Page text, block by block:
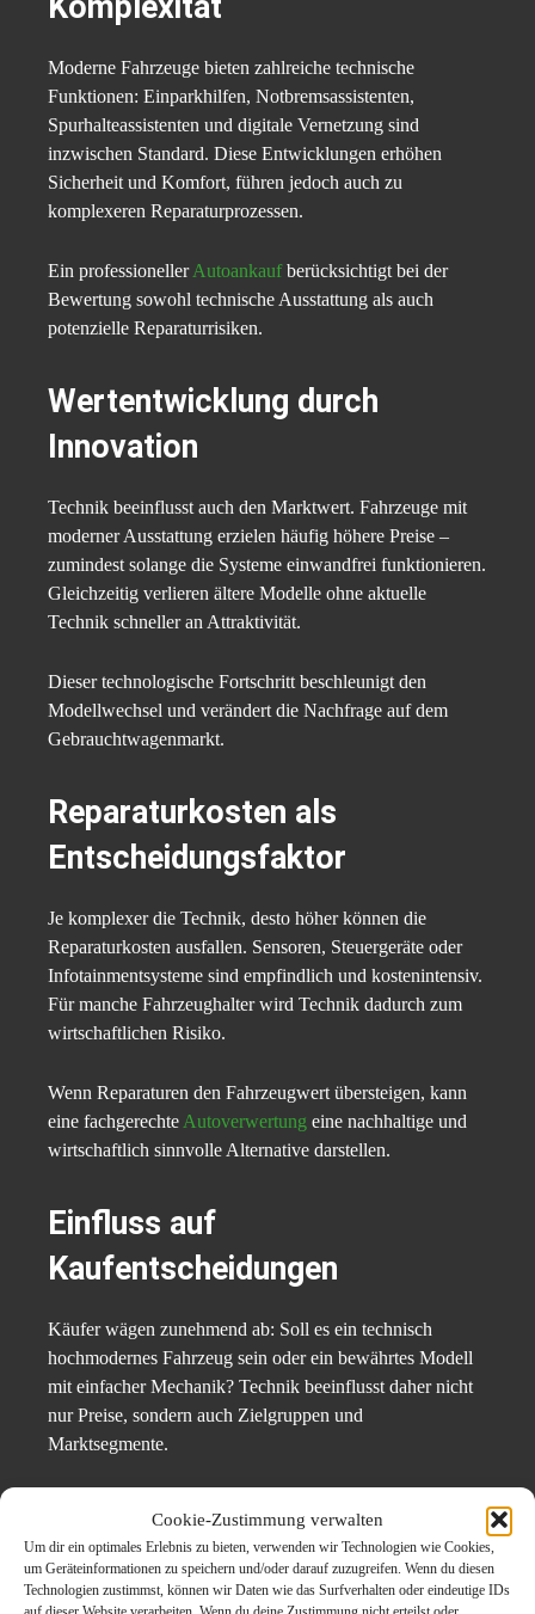
Cookie-Zustimmung verwalten
Um dir ein optimales Erlebnis zu bieten, verwenden wir Technologien wie Cookies,
um Geräteinformationen zu speichern und/oder darauf zuzugreifen. Wenn du diesen
Technologien zustimmst, können wir Daten wie das Surfverhalten oder eindeutige IDs
Moderne Fahrzeuge bieten zahlreiche technische
Funktionen: Einparkhilfen, Notbremsassistenten,
Spurhalteassistenten und digitale Vernetzung sind
inzwischen Standard. Diese Entwicklungen erhöhen
Sicherheit und Komfort, führen jedoch auch zu
komplexeren Reparaturprozessen.
Ein professionellerAutoankaufberücksichtigt bei der
Bewertung sowohl technische Ausstattung als auch
potenzielle Reparaturrisiken.
Wertentwicklung durch
Innovation
Technik beeinflusst auch den Marktwert. Fahrzeuge mit
moderner Ausstattung erzielen häufig höhere Preise –
zumindest solange die Systeme einwandfrei funktionieren.
Gleichzeitig verlieren ältere Modelle ohne aktuelle
Technik schneller an Attraktivität.
Dieser technologische Fortschritt beschleunigt den
Modellwechsel und verändert die Nachfrage auf dem
Gebrauchtwagenmarkt.
Reparaturkosten als
Entscheidungsfaktor
Je komplexer die Technik, desto höher können die
Reparaturkosten ausfallen. Sensoren, Steuergeräte oder
Infotainmentsysteme sind empfindlich und kostenintensiv.
Für manche Fahrzeughalter wird Technik dadurch zum
wirtschaftlichen Risiko.
Wenn Reparaturen den Fahrzeugwert übersteigen, kann
eine fachgerechte Autoverwertung eine nachhaltige und
wirtschaftlich sinnvolle Alternative darstellen.
Einfluss auf
Kaufentscheidungen
Käufer wägen zunehmend ab: Soll es ein technisch
hochmodernes Fahrzeug sein oder ein bewährtes Modell
mit einfacher Mechanik? Technik beeinflusst daher nicht
nur Preise, sondern auch Zielgruppen und
Marktsegmente.
auf Langlebigkeit und geringere Wartungskosten.
Technologische Trends und